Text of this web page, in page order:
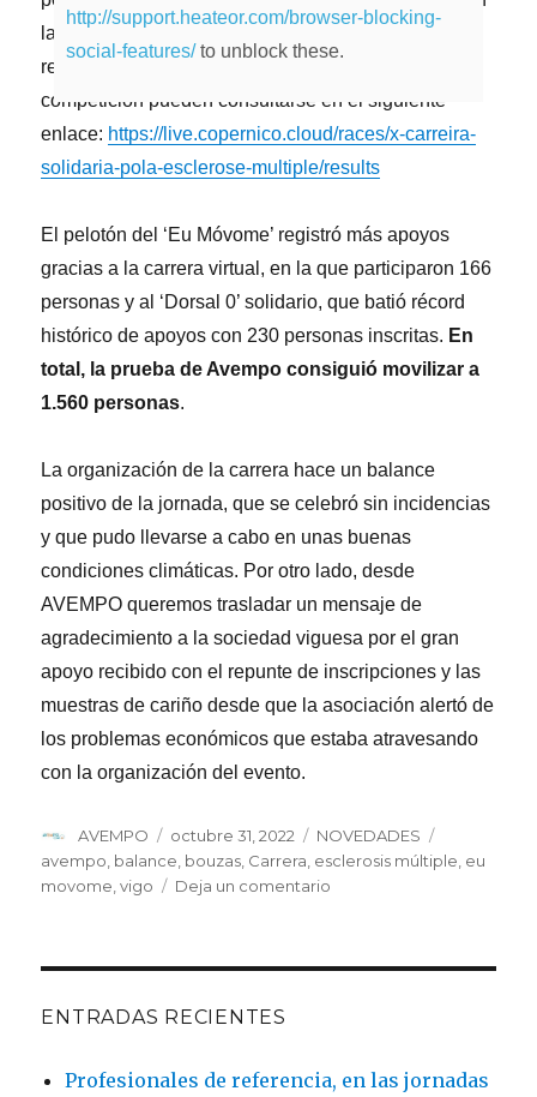
las carreras de 5K y 10K y otras 551 lo hicieron
realizando la ‘andaina’. Los resultados de la
competición pueden consultarse en el siguiente
enlace: https://live.copernico.cloud/races/x-carreira-
solidaria-pola-esclerose-multiple/results
El pelotón del ‘Eu Móvome’ registró más apoyos
gracias a la carrera virtual, en la que participaron 166
personas y al ‘Dorsal 0’ solidario, que batió récord
histórico de apoyos con 230 personas inscritas. En
total, la prueba de Avempo consiguió movilizar a
1.560 personas.
La organización de la carrera hace un balance
positivo de la jornada, que se celebró sin incidencias
y que pudo llevarse a cabo en unas buenas
condiciones climáticas. Por otro lado, desde
AVEMPO queremos trasladar un mensaje de
agradecimiento a la sociedad viguesa por el gran
apoyo recibido con el repunte de inscripciones y las
muestras de cariño desde que la asociación alertó de
los problemas económicos que estaba atravesando
con la organización del evento.
Autor
AVEMPO
Publicado
el
octubre 31, 2022 Categorías
NOVEDADES
avempo balance bouzas Carrera esclerosis múltiple eu
movome ,vigo Deja un comentario
Múltiple
ENTRADAS RECIENTES
Profesionales de referencia, en las jornadas
http://support.heateor.com/browser-blocking-
social-features/to unblock these.